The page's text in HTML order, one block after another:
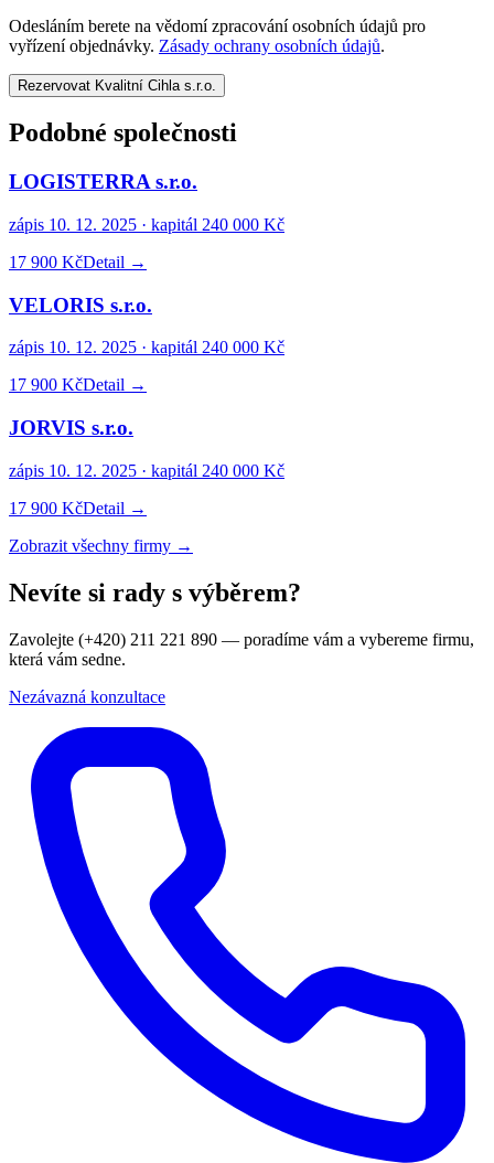
Odesláním berete na vědomí zpracování osobních údajů pro
vyřízení objednávky. Zásady ochrany osobních údajů.
Rezervovat Kvalitní Cihla s.r.o.
Podobné společnosti
LOGISTERRA s.r.o.
zápis 10. 12. 2025 · kapitál 240 000 Kč
17 900 KčDetail →
VELORIS s.r.o.
zápis 10. 12. 2025 · kapitál 240 000 Kč
17 900 KčDetail →
JORVIS s.r.o.
zápis 10. 12. 2025 · kapitál 240 000 Kč
17 900 KčDetail →
Zobrazit všechny firmy →
Nevíte si rady s výběrem?
Zavolejte (+420) 211 221 890 — poradíme vám a vybereme firmu,
která vám sedne.
Nezávazná konzultace